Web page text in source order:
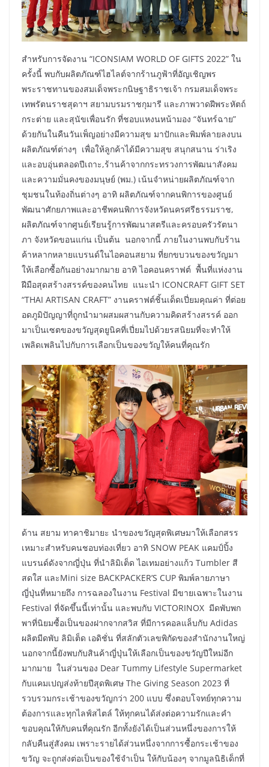
สำหรับการจัดงาน “ICONSIAM WORLD OF GIFTS 2022” ใน
ครั้งนี้ พบกับผลิตภัณฑ์ไฮไลต์จากร้านภูฟ้าที่อัญเชิญพร
พระราชทานของสมเด็จพระกนิษฐาธิราชเจ้า กรมสมเด็จพระ
เทพรัตนราชสุดาฯ สยามบรมราชกุมารี และภาพวาดฝีพระหัตถ์
กระต่าย และสุนัขเพื่อนรัก ที่ชอบแหงนหน้ามอง “จันทร์ฉาย”
ด้วยกันในคืนวันเพ็ญอย่างมีความสุข มาปักและพิมพ์ลายลงบน
ผลิตภัณฑ์ต่างๆ เพื่อให้ลูกค้าได้มีความสุข สนุกสนาน ร่าเริง
และอบอุ่นตลอดปีเถาะ,ร้านค้าจากกระทรวงการพัฒนาสังคม
และความมั่นคงของมนุษย์ (พม.) เน้นจำหน่ายผลิตภัณฑ์จาก
ชุมชนในท้องถิ่นต่างๆ อาทิ ผลิตภัณฑ์จากคนพิการของศูนย์
พัฒนาศักยภาพและอาชีพคนพิการจังหวัดนครศรีธรรมราช,
ผลิตภัณฑ์จากศูนย์เรียนรู้การพัฒนาสตรีและครอบครัวรัตนา
ภา จังหวัดขอนแก่น เป็นต้น นอกจากนี้ ภายในงานพบกับร้าน
ค้าหลากหลายแบรนด์ในไอคอนสยาม ที่ยกขบวนของขวัญมา
ให้เลือกซื้อกันอย่างมากมาย อาทิ ไอคอนคราฟต์ พื้นที่แห่งงาน
ฝีมือสุดสร้างสรรค์ของคนไทย แนะนำ ICONCRAFT GIFT SET
“THAI ARTISAN CRAFT” งานคราฟต์ชิ้นเด็ดเปี่ยมคุณค่า ที่ต่อย
อดภูมิปัญญาที่ถูกนำมาผสมผสานกับความคิดสร้างสรรค์ ออก
มาเป็นเซตของขวัญสุดยูนิคที่เปี่ยมไปด้วยรสนิยมที่จะทำให้
เพลิดเพลินไปกับการเลือกเป็นของขวัญให้คนที่คุณรัก
ด้าน สยาม ทาคาชิมายะ นำของขวัญสุดพิเศษมาให้เลือกสรร
เหมาะสำหรับคนชอบท่องเที่ยว อาทิ SNOW PEAK แคมป์ปิ้ง
แบรนด์ดังจากญี่ปุ่น ที่นำลิมิเต็ด ไอเทมอย่างแก้ว Tumbler สี
สดใส และMini size BACKPACKER’S CUP พิมพ์ลายภาษา
ญี่ปุ่นที่หมายถึง การฉลองในงาน Festival มีขายเฉพาะในงาน
Festival ที่จัดขึ้นนี้เท่านั้น และพบกับ VICTORINOX มีดพับพก
พาที่นิยมซื้อเป็นของฝากจากสวิส ที่มีการคอลแล็บกับ Adidas
ผลิตมีดพับ ลิมิเต็ด เอดิชั่น ที่สลักตัวเลขพิกัดของสำนักงานใหญ่
นอกจากนี้ยังพบกับสินค้าญี่ปุ่นให้เลือกเป็นของขวัญปีใหม่อีก
มากมาย ในส่วนของ Dear Tummy Lifestyle Supermarket
กับแคมเปญส่งท้ายปีสุดพิเศษ The Giving Season 2023 ที่
รวบรวมกระเช้าของขวัญกว่า 200 แบบ ซึ่งตอบโจทย์ทุกความ
ต้องการและทุกไลฟ์สไตล์ ให้ทุกคนได้ส่งต่อความรักและคำ
ขอบคุณให้กับคนที่คุณรัก อีกทั้งยังได้เป็นส่วนหนึ่งของการให้
กลับคืนสู่สังคม เพราะรายได้ส่วนหนึ่งจากการซื้อกระเช้าของ
ขวัญ จะถูกส่งต่อเป็นของใช้จำเป็น ให้กับน้องๆ จากมูลนิธิเด็กที่